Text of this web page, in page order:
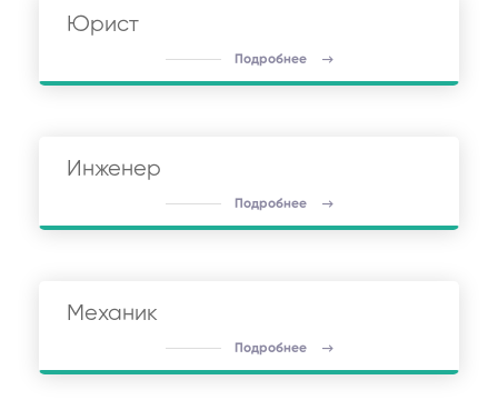
Юрист
Подробнее
Инженер
Подробнее
Механик
Подробнее